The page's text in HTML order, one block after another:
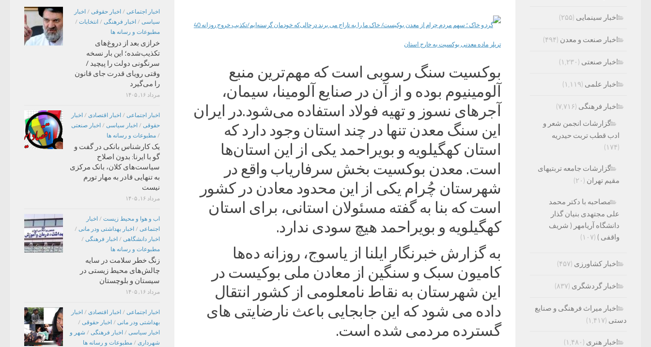
بوکسیت سنگ رسوبی است که مهم‌ترین منبع
آلومینیوم بوده و از آن در صنایع آلومینا، سیمان،
آجرهای نسوز و تهیه فولاد استفاده می‌شود.در ایران
این سنگ معدن تنها در چند استان وجود دارد که
استان کهگیلویه و بویراحمد یکی از این استان‌ها
است. معدن بوکسیت بخش سرفاریاب واقع در
شهرستان چُرام یکی از این محدود معادن در کشور
است که بنا به‌ گفته مسئولان استانی، برای استان
کهگیلویه و بویراحمد هیچ سودی ندارد.
به گزارش خبرنگار ایلنا از یاسوج، روزانه ده‌ها
کامیون سبک و سنگین از معادن ملی بوکیست در
این شهرستان به نقاط نامعلومی از کشور انتقال
داده می شود که این جابجایی باعث نارضایتی های
گسترده مردمی شده است.
اخبار اجتماعی / اخبار حقوقی / اخبار
سیاسی / اخبار فرهنگی / انتخابات /
مطبوعات و رسانه ها
خرازی بعد از دروغ‌های
تکذیب‌شده؛ این بار نسخه
سرنگونی دولت را پیچید /
وقتی رویای قدرت جای قانون
را می‌گیرد
مرداد ۱۶, ۱۴۰۵
اخبار اجتماعی / اخبار اقتصادی / اخبار
حقوقی / اخبار سیاسی / اخبار صنعتی
/ مطبوعات و رسانه ها
یک کارشناس بانکی در گفت و
گو با ایرنا: بدون اصلاح
سیاست‌های کلان، بانک مرکزی
به تنهایی قادر به مهار تورم
نیست
مرداد ۱۶, ۱۴۰۵
اب و هوا و محیط زیست / اخبار
اجتماعی / اخبار بهداشتی ودر مانی /
اخبار دانشگاهی / اخبار فرهنگی /
مطبوعات و رسانه ها
زنگ خطر سلامت در سایه
چالش‌های محیط زیستی در
سیستان و بلوچستان
مرداد ۱۶, ۱۴۰۵
اخبار اجتماعی / اخبار اقتصادی / اخبار
بهداشتی ودر مانی / اخبار حقوقی /
اخبار سیاسی / اخبار فرهنگی / شهر و
شهرداری / مطبوعات و رسانه ها
اخبار سینمایی (۲۵۵)
اخبار صنعت و معدن (۴۹۴)
اخبار صنعتی (۱,۲۳۰)
اخبار علمی (۱,۱۱۹)
اخبار فرهنگی (۷,۷۱۶)
گزارشات انجمن شعر و
ادب قطب تربت حیدریه
(۱۷۴)
گزارشات جامعه تربتیهای
مقیم تهران (۲۰)
مصاحبه با دکتر محمد
علی مجتهدی بنیان گذار
دانشگاه آریامهر ( شریف
واقفی ) (۱۰۷)
اخبار کشاورزی (۴۵۷)
اخبار گردشگری (۸۳۷)
اخبار میراث فرهنگی و صنایع
دستی (۱,۴۱۷)
اخبار هنری (۱,۴۸۰)